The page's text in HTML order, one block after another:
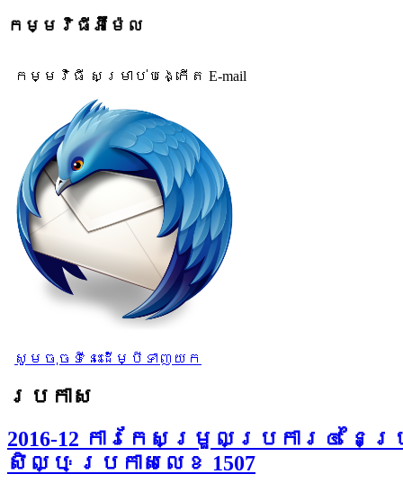
កម្មវិធីអ៊ីម៉ែល
កម្មវិធី សម្រាប់បង្កើត E-mail
សូមចុចទីនេះដើម្បីទាញយក
ប្រកាស
2016-12 ការកែសម្រួលប្រការ
សិល្បៈ ប្រកាសលេខ 1507